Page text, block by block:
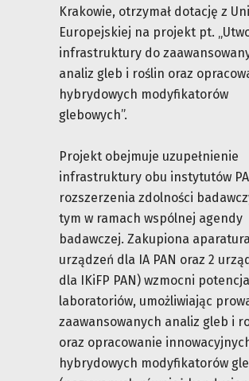
Krakowie, otrzymał dotację z
Europejskiej na projekt pt.
infrastruktury do
analiz gleb i roślin oraz
hybrydowych modyfikatorów
glebowych”.
Projekt obejmuje uzupełnienie
infrastruktury obu instytutów
rozszerzenia zdolności
tym w ramach wspólnej agendy
badawczej. Zakupiona
urządzeń dla IA PAN oraz 2
dla IKiFP PAN) wzmocni
laboratoriów, umożliwiając
zaawansowanych analiz gleb i
oraz opracowanie
hybrydowych modyfikatorów